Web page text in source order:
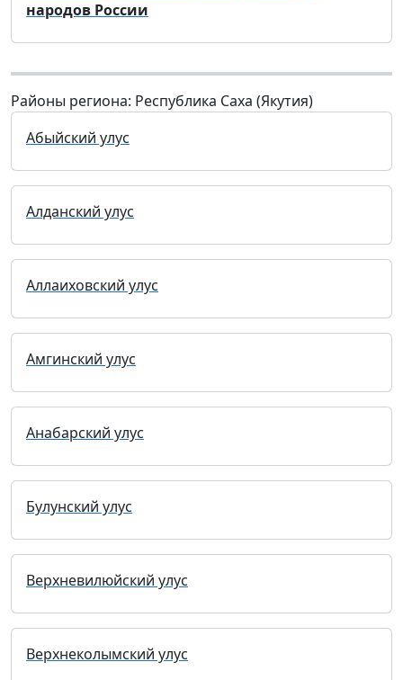
народов России
Районы региона: Республика Саха (Якутия)
Абыйский улус
Алданский улус
Аллаиховский улус
Амгинский улус
Анабарский улус
Булунский улус
Верхневилюйский улус
Верхнеколымский улус